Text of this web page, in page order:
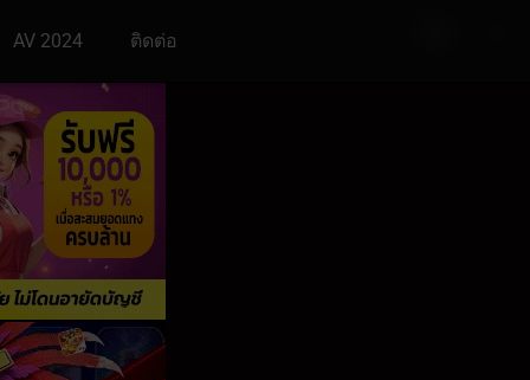
AV 2024 ติดต่อ